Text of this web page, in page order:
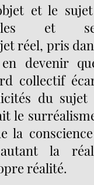
et le
et
réel, pris
devenir
collectif
du sujet
le
la
autant la
réalité.